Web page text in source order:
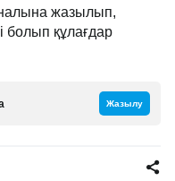
жазылып,
болып құлағдар
Жазылу